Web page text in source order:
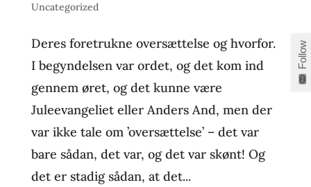
Uncategorized
Deres foretrukne oversættelse og hvorfor.
I begyndelsen var ordet, og det kom ind
gennem øret, og det kunne være
Juleevangeliet eller Anders And, men der
var ikke tale om ’oversættelse’ – det var
bare sådan, det var, og det var skønt! Og
det er stadig sådan, at det...
Follow